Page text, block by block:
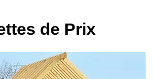
de Prix